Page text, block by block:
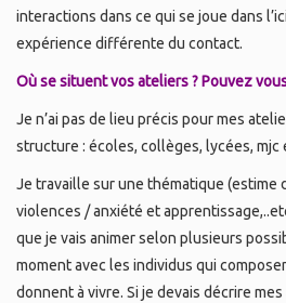
interactions dans ce qui se joue dans
expérience différente du contact.
Où se situent vos ateliers ? Pouvez
Je n’ai pas de lieu précis pour mes
structure : écoles, collèges, lycées, mjc
Je travaille sur une thématique (estime
violences / anxiété et
que je vais animer selon plusieurs
moment avec les individus qui
donnent à vivre. Si je devais décrire